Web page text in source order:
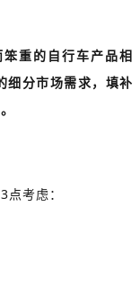
重的自行车产品相
细分市场需求，填补
考虑：